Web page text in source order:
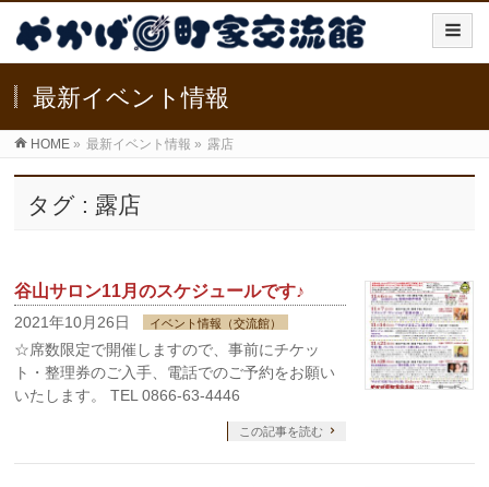
最新イベント情報
HOME » 最新イベント情報 » 露店
タグ : 露店
谷山サロン11月のスケジュールです♪
2021年10月26日 イベント情報（交流館）
☆席数限定で開催しますので、事前にチケッ
ト・整理券のご入手、電話でのご予約をお願い
いたします。 TEL 0866-63-4446
この記事を読む